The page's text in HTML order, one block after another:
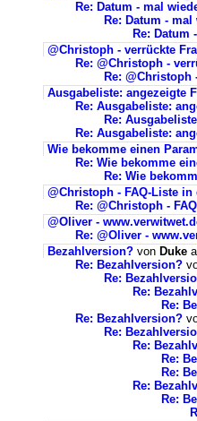
Re: Datum - mal
Re: Datum -
Re: Datum
@Christoph - verrückte
Re: @Christoph -
Re:
Ausgabeliste: angezeigte
Re: Ausgabeliste:
Re:
Re: Ausgabeliste:
Wie bekomme einen
Re: Wie bekomme
Re: Wie
@Christoph - FAQ-Liste in
Re: @Christoph -
@Oliver -
Re: @Oliver -
Bezahlversion? von Duke
Re: Bezahlversion?
Re:
Re:
Re:
Re: Bezahlversion?
Re:
Re:
Re:
Re:
Re:
Re: